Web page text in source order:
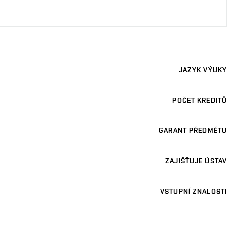
JAZYK VÝUKY
POČET KREDITŮ
GARANT PŘEDMĚTU
ZAJIŠŤUJE ÚSTAV
VSTUPNÍ ZNALOSTI